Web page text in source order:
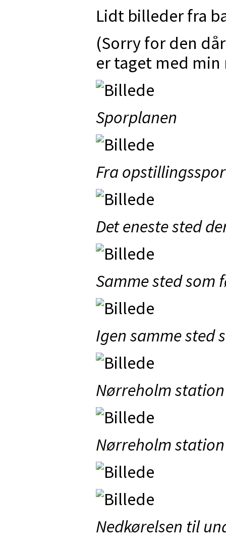
Lidt billeder fra
(Sorry for den
er taget med
Sporplanen
Fra
Det eneste sted
Samme sted som
Igen samme sted
Nørreholm station
Nørreholm station
Nedkørelsen til